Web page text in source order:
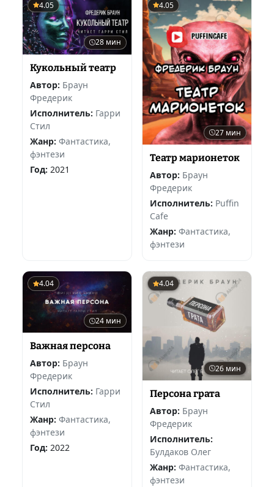
4.05
28 мин
Кукольный театр
Автор: Браун
Фредерик
Исполнитель: Гарри
Стил
Жанр: Фантастика,
фэнтези
Год: 2021
4.05
27 мин
Театр марионеток
Автор: Браун
Фредерик
Исполнитель: Puffin
Cafe
Жанр: Фантастика,
фэнтези
4.04
24 мин
Важная персона
Автор: Браун
Фредерик
Исполнитель: Гарри
Стил
Жанр: Фантастика,
фэнтези
Год: 2022
4.04
26 мин
Персона грата
Автор: Браун
Фредерик
Исполнитель:
Булдаков Олег
Жанр: Фантастика,
фэнтези